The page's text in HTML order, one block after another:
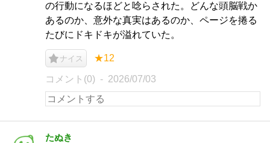
の行動になるほどと唸らされた。どんな頭脳戦か
あるのか、意外な真実はあるのか、ページを捲る
たびにドキドキが溢れていた。
ナイス ★12
コメント(0) 2026/07/03
たぬき